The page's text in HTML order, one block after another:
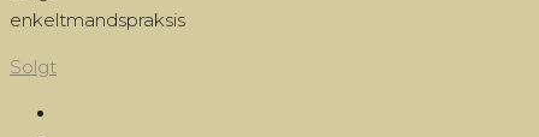
enkeltmandspraksis
Solgt